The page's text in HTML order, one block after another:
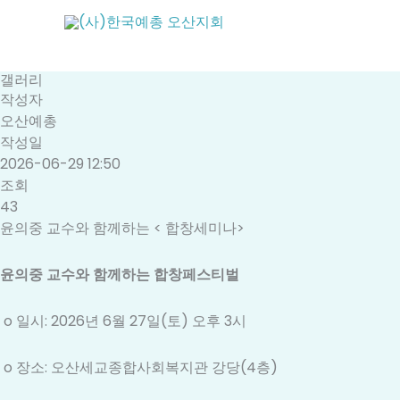
로
건
너
뛰
기
갤러리
작성자
오산예총
작성일
2026-06-29 12:50
조회
43
윤의중 교수와 함께하는 < 합창세미나>
윤의중 교수와 함께하는 합창페스티벌
o 일시: 2026년 6월 27일(토) 오후 3시
o 장소: 오산세교종합사회복지관 강당(4층)